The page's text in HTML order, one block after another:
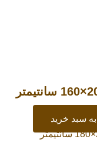
سبد خرید